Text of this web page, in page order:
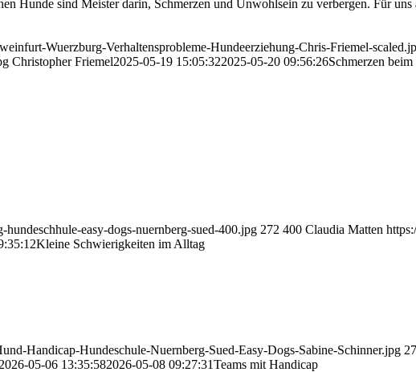
Hunde sind Meister darin, Schmerzen und Unwohlsein zu verbergen. Für uns
Wuerzburg-Verhaltensprobleme-Hundeerziehung-Chris-Friemel-
Christopher Friemel2025-05-19 15:05:322025-05-20 09:56:26Schmerzen
easy-dogs-nuernberg-sued-400.jpg 272 400 Claudia Matten
Kleine Schwierigkeiten im Alltag
Handicap-Hundeschule-Nuernberg-Sued-Easy-Dogs-Sabine-Schinner.jpg
2026-05-06 13:35:582026-05-08 09:27:31Teams mit Handicap